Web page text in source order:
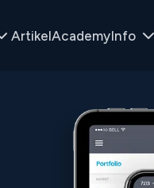
ArtikelAcademyInfo